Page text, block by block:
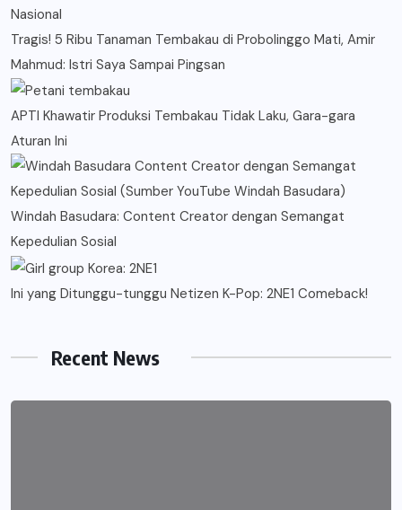
Nasional
Tragis! 5 Ribu Tanaman Tembakau di Probolinggo Mati, Amir
Mahmud: Istri Saya Sampai Pingsan
APTI Khawatir Produksi Tembakau Tidak Laku, Gara-gara
Aturan Ini
Windah Basudara: Content Creator dengan Semangat
Kepedulian Sosial
Ini yang Ditunggu-tunggu Netizen K-Pop: 2NE1 Comeback!
Recent News